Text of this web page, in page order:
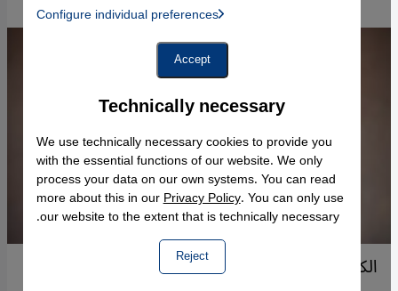
الكاتب والفنان الألماني الساخر غيرهارد بولت.
Technically necessary
We use technically necessary cookies to provide you
with the essential functions of our website. We only
process your data on our own systems. You can read
more about this in ourPrivacy Policy. You can only use
our website to the extent that is technically necessary.
Reject
Instagram Embed, Twitter Embed, Youtube Embed
Facebook Embed / Facebook Connect
Google Maps Embed
Configure individual preferences
Accept